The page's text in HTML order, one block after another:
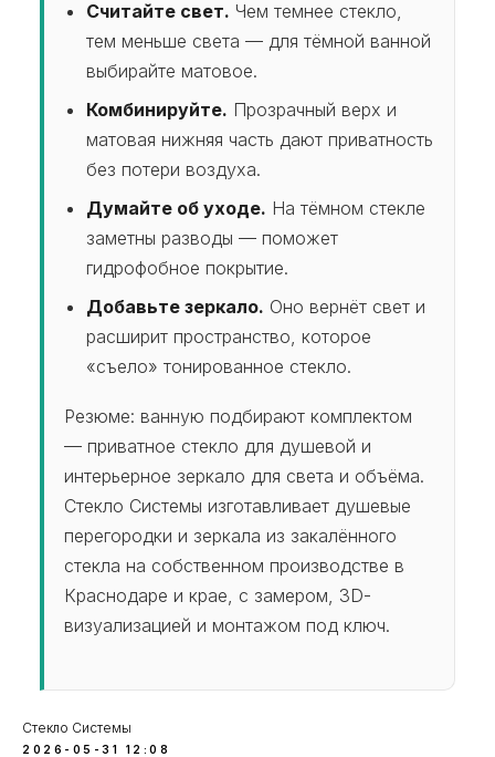
Считайте свет. Чем темнее стекло,
тем меньше света — для тёмной ванной
выбирайте матовое.
Комбинируйте. Прозрачный верх и
матовая нижняя часть дают приватность
без потери воздуха.
Думайте об уходе. На тёмном стекле
заметны разводы — поможет
гидрофобное покрытие.
Добавьте зеркало. Оно вернёт свет и
расширит пространство, которое
«съело» тонированное стекло.
Резюме: ванную подбирают комплектом
— приватное стекло для душевой и
интерьерное зеркало для света и объёма.
Стекло Системы изготавливает душевые
перегородки и зеркала из закалённого
стекла на собственном производстве в
Краснодаре и крае, с замером, 3D-
визуализацией и монтажом под ключ.
Стекло Системы
2026-05-31 12:08
steklo.123@mail.ru
Email:
+7-988-673-60-73
менеджер Анастасия
О КОМПАНИИ
ИЗДЕЛИЯ
УСЛУГИ
Изделия из закаленного стекла